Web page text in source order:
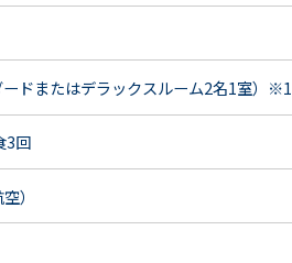
ドまたはデラックスルーム2名1室）※1
3回
）